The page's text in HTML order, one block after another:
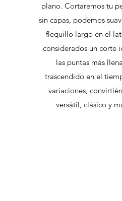
plano. Cortaremos tu
sin capas, podemos
flequillo largo en el
considerados un corte
las puntas más
trascendido en el
variaciones,
versátil, clásico y